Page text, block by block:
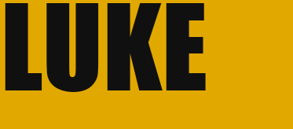
LUKE